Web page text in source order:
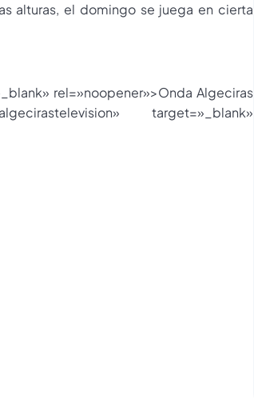
alturas, el domingo se juega en cierta
rel=»noopener»>Onda Algeciras
target=»_blank»